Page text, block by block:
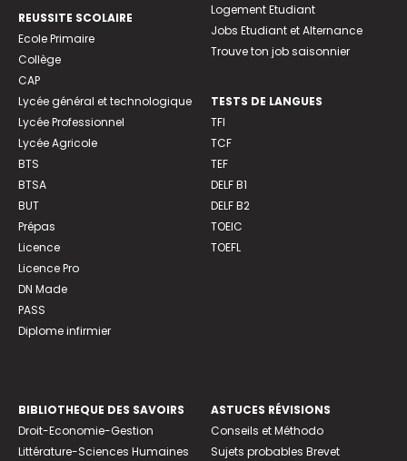
REUSSITE SCOLAIRE
Ecole Primaire
Collège
CAP
Lycée général et technologique
Lycée Professionnel
Lycée Agricole
BTS
BTSA
BUT
Prépas
Licence
Licence Pro
DN Made
PASS
Diplome infirmier
Logement Etudiant
Jobs Etudiant et Alternance
Trouve ton job saisonnier
TESTS DE LANGUES
TFI
TCF
TEF
DELF B1
DELF B2
TOEIC
TOEFL
BIBLIOTHEQUE DES SAVOIRS
Droit-Economie-Gestion
Littérature-Sciences Humaines
ASTUCES RÉVISIONS
Conseils et Méthodo
Sujets probables Brevet